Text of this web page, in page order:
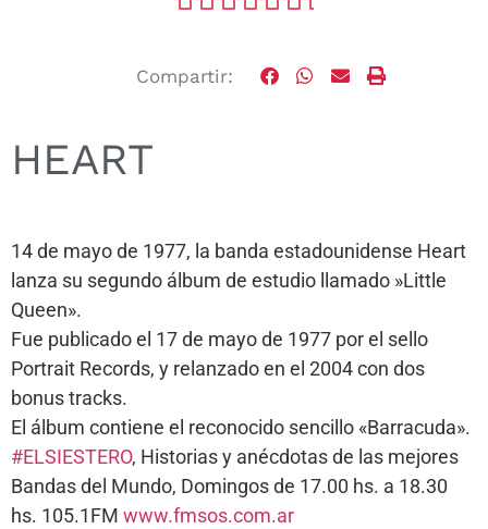
Compartir:
HEART
14 de mayo de 1977, la banda estadounidense Heart
lanza su segundo álbum de estudio llamado »Little
Queen».
Fue publicado el 17 de mayo de 1977 por el sello
Portrait Records, y relanzado en el 2004 con dos
bonus tracks.
El álbum contiene el reconocido sencillo «Barracuda».
#ELSIESTERO, Historias y anécdotas de las mejores
Bandas del Mundo, Domingos de 17.00 hs. a 18.30
hs. 105.1FM www.fmsos.com.ar